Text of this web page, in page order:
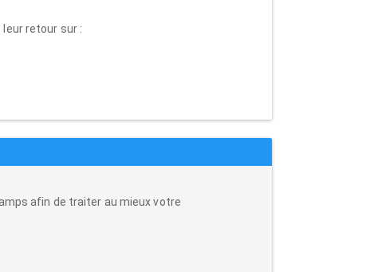
retour sur :
afin de traiter au mieux votre